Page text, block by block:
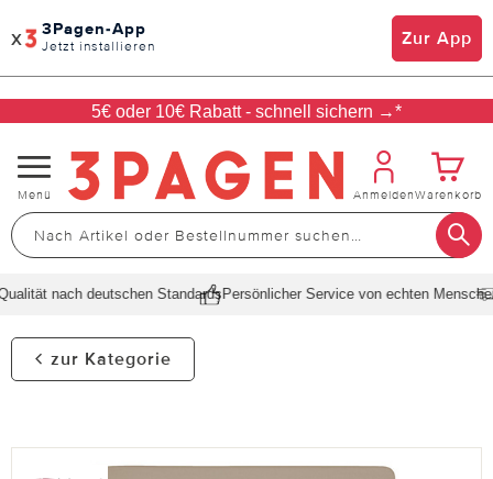
x 3Pagen-App
Jetzt installieren Zur App
5€ oder 10€ Rabatt - schnell sichern →*
Navigation
umschalten
Menü AnmeldenWarenkorb
nach deutschen StandardsPersönlicher Service von echten Menschen
zur Kategorie